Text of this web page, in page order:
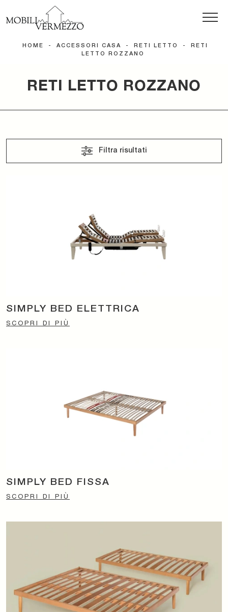
HOME - ACCESSORI CASA - RETI LETTO -
RETI
LETTO ROZZANO
RETI LETTO ROZZANO
Filtra risultati
SIMPLY BED ELETTRICA
SCOPRI DI PIÙ
SIMPLY BED FISSA
SCOPRI DI PIÙ